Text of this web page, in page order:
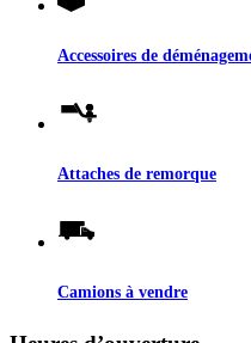
Accessoires de
Attaches de remorque
Camions à vendre